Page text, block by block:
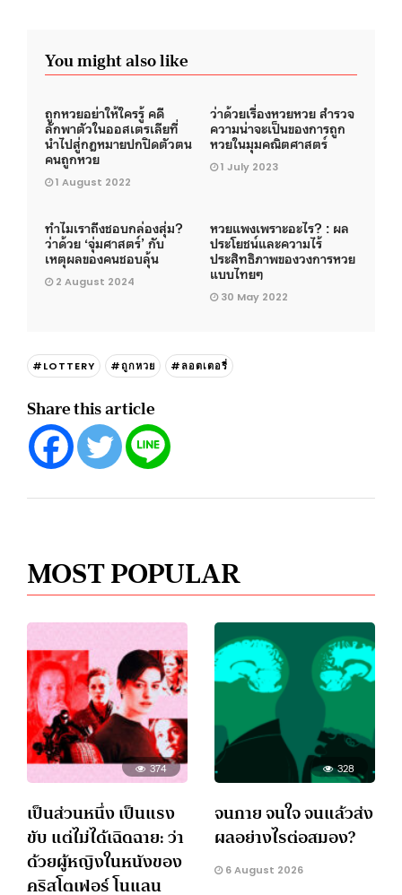
You might also like
ถูกหวยอย่าให้ใครรู้ คดี
ลักพาตัวในออสเตรเลียที่
นำไปสู่กฎหมายปกปิดตัวตน
คนถูกหวย
1 August 2022
ว่าด้วยเรื่องหวยหวย สำรวจ
ความน่าจะเป็นของการถูก
หวยในมุมคณิตศาสตร์
1 July 2023
ทำไมเราถึงชอบกล่องสุ่ม?
ว่าด้วย ‘จุ่มศาสตร์’ กับ
เหตุผลของคนชอบลุ้น
2 August 2024
หวยแพงเพราะอะไร? : ผล
ประโยชน์และความไร้
ประสิทธิภาพของวงการหวย
แบบไทยๆ
30 May 2022
#LOTTERY #ถูกหวย #ลอตเตอรี่
Share this article
MOST POPULAR
374
เป็นส่วนหนึ่ง เป็นแรง
ขับ แต่ไม่ได้เฉิดฉาย: ว่า
ด้วยผู้หญิงในหนังของ
คริสโตเฟอร์ โนแลน
328
จนกาย จนใจ จนแล้วส่ง
ผลอย่างไรต่อสมอง?
6 August 2026